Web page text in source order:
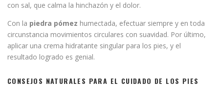
con sal, que calma la hinchazón y el dolor.
Con la piedra pómez humectada, efectuar siempre y en toda
circunstancia movimientos circulares con suavidad. Por último,
aplicar una crema hidratante singular para los pies, y el
resultado logrado es genial.
CONSEJOS NATURALES PARA EL CUIDADO DE LOS PIES